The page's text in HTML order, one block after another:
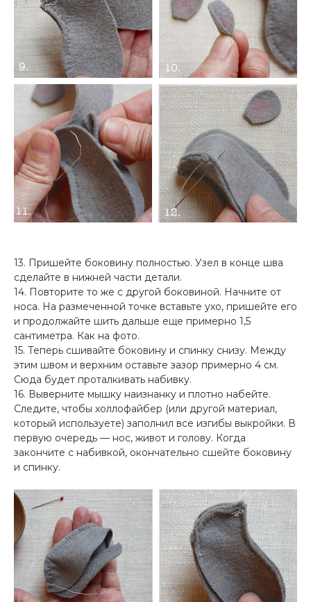
13. Пришейте боковину полностью. Узел в конце шва
сделайте в нижней части детали.
14. Повторите то же с другой боковиной. Начните от
носа. На размеченной точке вставьте ухо, пришейте его
и продолжайте шить дальше еще примерно 1,5
сантиметра. Как на фото.
15. Теперь сшивайте боковину и спинку снизу. Между
этим швом и верхним оставьте зазор примерно 4 см.
Сюда будет проталкивать набивку.
16. Выверните мышку наизнанку и плотно набейте.
Следите, чтобы холлофайбер (или другой материал,
который используете) заполнил все изгибы выкройки. В
первую очередь — нос, живот и голову. Когда
закончите с набивкой, окончательно сшейте боковину
и спинку.